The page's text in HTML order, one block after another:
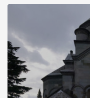
Херсонесі
А потім було